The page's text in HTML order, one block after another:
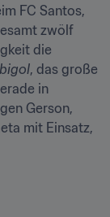
FC Santos,
zwölf
die
, das große
in
Gerson,
mit Einsatz,